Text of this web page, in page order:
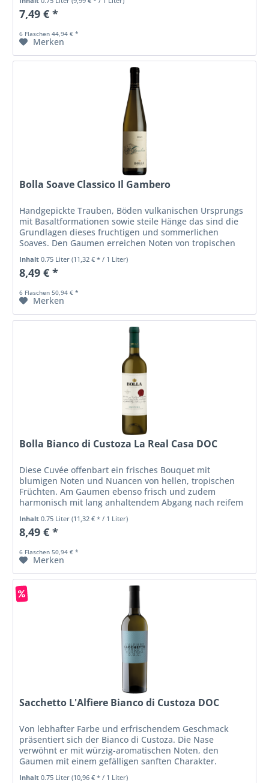
7,49 € *
6 Flaschen 44,94 € *
Merken
Bolla Soave Classico Il Gambero
Handgepickte Trauben, Böden vulkanischen Ursprungs
mit Basaltformationen sowie steile Hänge das sind die
Grundlagen dieses fruchtigen und sommerlichen
Soaves. Den Gaumen erreichen Noten von tropischen
Früchten und Akazienhonig, welche im...
Inhalt0.75 Liter(11,32 € * / 1 Liter)
8,49 € *
6 Flaschen 50,94 € *
Merken
Bolla Bianco di Custoza La Real Casa DOC
Diese Cuvée offenbart ein frisches Bouquet mit
blumigen Noten und Nuancen von hellen, tropischen
Früchten. Am Gaumen ebenso frisch und zudem
harmonisch mit lang anhaltendem Abgang nach reifem
Inhalt0.75 Liter(11,32 € * / 1 Liter)
8,49 € *
6 Flaschen 50,94 € *
Merken
Sacchetto L'Alfiere Bianco di Custoza DOC
Von lebhafter Farbe und erfrischendem Geschmack
präsentiert sich der Bianco di Custoza. Die Nase
verwöhnt er mit würzig-aromatischen Noten, den
Gaumen mit einem gefälligen sanften Charakter.
Serviert bei 10-12 °C einfach ein Genuss.
Inhalt0.75 Liter(10,96 € * / 1 Liter)